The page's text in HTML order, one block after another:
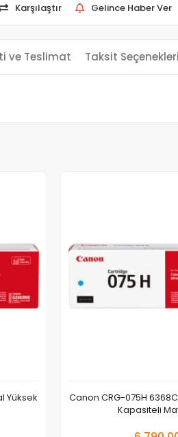
Karşılaştır Gelince Haber Ver
ve Teslimat Taksit Seçenekleri
Yüksek
Canon CRG-075H
Kapasiteli